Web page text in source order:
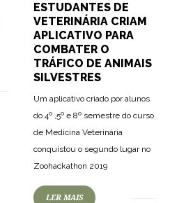
ESTUDANTES DE
VETERINÁRIA CRIAM
APLICATIVO PARA
COMBATER O
TRÁFICO DE ANIMAIS
SILVESTRES
Um aplicativo criado por alunos
do 4º ,5º e 8º semestre do curso
de Medicina Veterinária
conquistou o segundo lugar no
Zoohackathon 2019
LER MAIS